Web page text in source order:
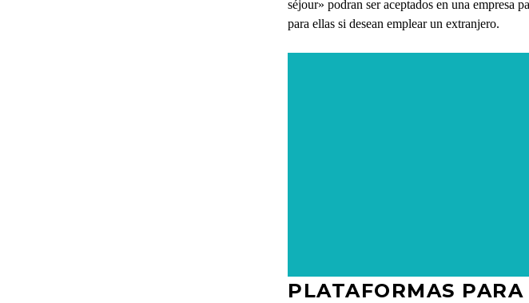
séjour» podran ser aceptados en una empresa
para ellas si desean emplear un extranjero.
PLATAFORMAS